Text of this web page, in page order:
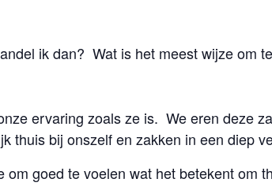
ik dan? Wat is het meest wijze om
ervaring zoals ze is. We eren deze
thuis bij onszelf en zakken in een diep
om goed te voelen wat het betekent om